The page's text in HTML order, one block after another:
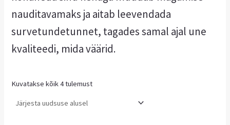
nauditavamaks ja aitab leevendada
survetundetunnet, tagades samal ajal une
kvaliteedi, mida väärid.
Kuvatakse kõik 4 tulemust